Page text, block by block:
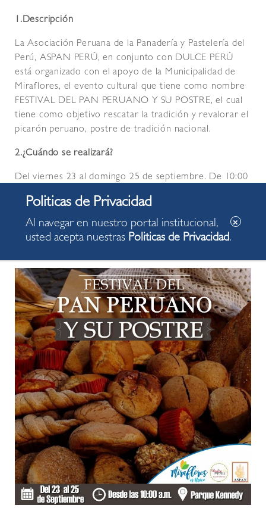
1.Descripción
La Asociación Peruana de la Panadería y Pastelería del
Perú, ASPAN PERÚ, en conjunto con DULCE PERÚ
está organizado con el apoyo de la Municipalidad de
Miraflores, el evento cultural que tiene como nombre
FESTIVAL DEL PAN PERUANO Y SU POSTRE, el cual
tiene como objetivo rescatar la tradición y revalorar el
picarón peruano, postre de tradición nacional.
2.¿Cuándo se realizará?
Del viernes 23 al domingo 25 de septiembre. De 10:00
3.¿Dónde se realizará?
Pasaje Los Pintores.
Al navegar en nuestro portal institucional,
usted acepta nuestras Politicas de Privacidad.